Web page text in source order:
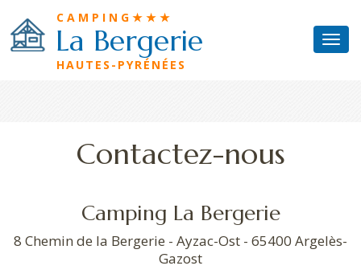
Camping
Piscine
Loisirs
Accès
La Bergerie
CAMPING★★★
HAUTES-PYRÉNÉES
Contactez-nous
Camping La Bergerie
8 Chemin de la Bergerie - Ayzac-Ost - 65400 Argelès-
Gazost